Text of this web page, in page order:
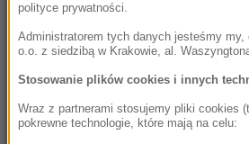
polityce prywatności.
Administratorem tych danych jesteśmy
o.o. z siedzibą w Krakowie, al. Waszyngtona
Stosowanie plików cookies i innych
Wraz z partnerami stosujemy pliki cookies
pokrewne technologie, które mają na celu: